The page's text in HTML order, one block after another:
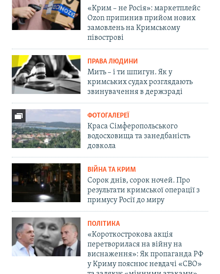
«Крим – не Росія»: маркетплейс
Ozon припинив прийом нових
замовлень на Кримському
півострові
ПРАВА ЛЮДИНИ
Мить – і ти шпигун. Як у
кримських судах розглядають
звинувачення в держзраді
ФОТОГАЛЕРЕЇ
Краса Сімферопольського
водосховища та занедбаність
довкола
ВІЙНА ТА КРИМ
Сорок днів, сорок ночей. Про
результати кримської операції з
примусу Росії до миру
ПОЛІТИКА
«Короткострокова акція
перетворилася на війну на
виснаження»: Як пропаганда РФ
у Криму пояснює невдачі «СВО»